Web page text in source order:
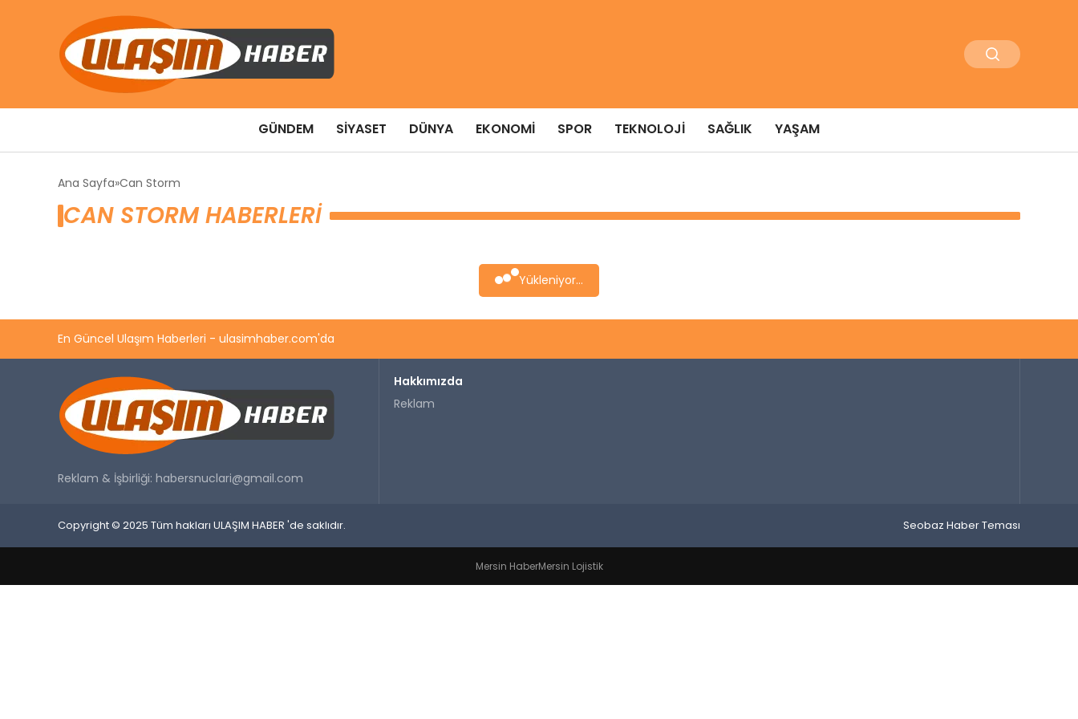
GÜNDEM SIYASET DÜNYA EKONOMI SPOR TEKNOLOJI SAĞLIK YAŞAM
Ana Sayfa Can Storm
CAN STORM HABERLERI
Yükleniyor...
En Güncel Ulaşım Haberleri - ulasimhaber.com'da
Reklam & İşbirliği: habersnuclari@gmail.com
Hakkımızda
Reklam
Copyright © 2025 Tüm hakları ULAŞIM HABER 'de saklıdır. Seobaz Haber Teması
Mersin HaberMersin Lojistik